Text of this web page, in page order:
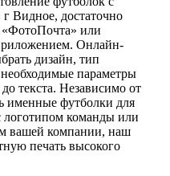
г Видное, достаточно
«ФотоПочта» или
Онлайн-
дизайн, тип
необходимые параметры
текста. Независимо от
именные футболки для
команды или
вашей компании, наш
печать высокого